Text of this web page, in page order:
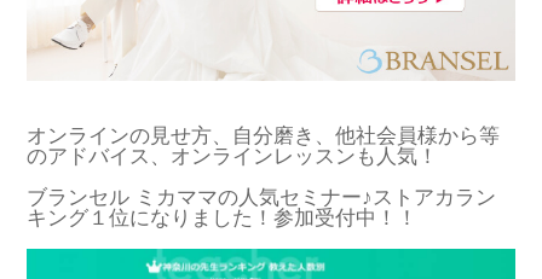
オンラインの見せ方、自分磨き、他社会員様から等
のアドバイス、オンラインレッスンも人気！
ブランセル ミカママの人気セミナー♪ストアカラン
キング１位になりました！参加受付中！！